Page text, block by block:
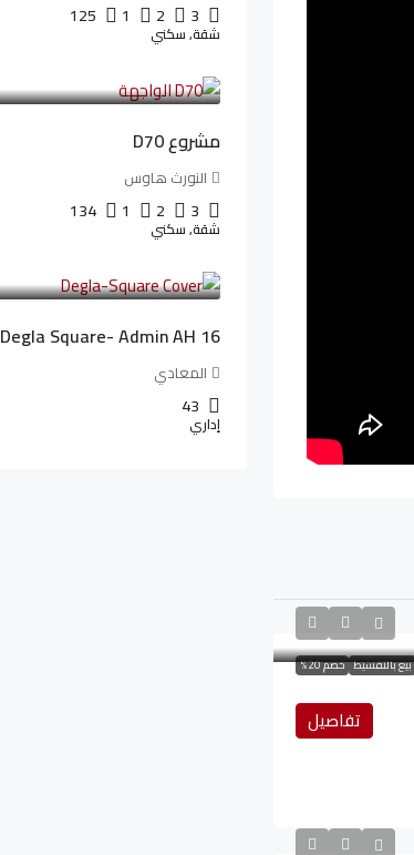
بيع بالتقسيط خصم 20%
تفاصيل
3
2
1
125
شقة, سكني
3,510,800LE
مشروع D70
النورث هاوس
3
2
1
134
شقة, سكني
3,010,000LE
Degla Square- Admin AH 16
المعادي
43
إداري